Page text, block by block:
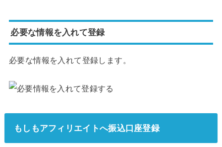
必要な情報を入れて登録
必要な情報を入れて登録します。
もしもアフィリエイトへ振込口座登録